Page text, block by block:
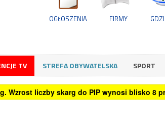
OGŁOSZENIA FIRMY
TV STREFA OBYWATELSKA SPORT
Wzrost liczby skarg do PIP wynosi blisko 8